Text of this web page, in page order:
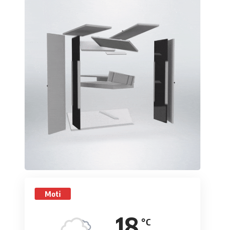
Moti
°C